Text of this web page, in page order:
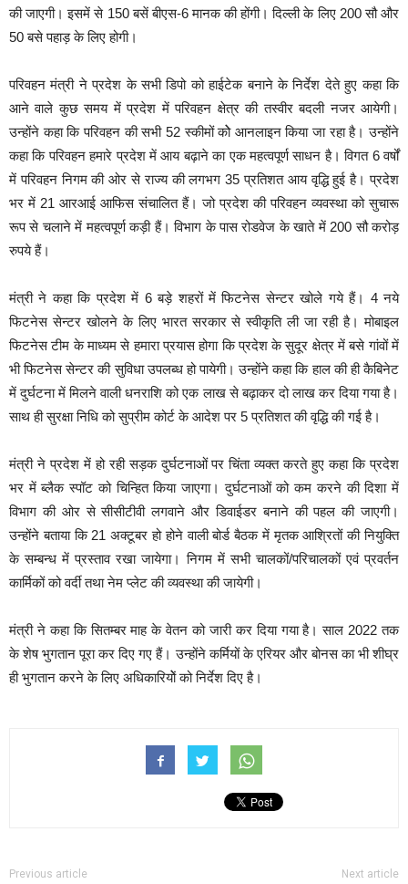
की जाएगी। इसमें से 150 बसें बीएस-6 मानक की होंगी। दिल्ली के लिए 200 सौ और
50 बसे पहाड़ के लिए होगी।
परिवहन मंत्री ने प्रदेश के सभी डिपो को हाईटेक बनाने के निर्देश देते हुए कहा कि
आने वाले कुछ समय में प्रदेश में परिवहन क्षेत्र की तस्वीर बदली नजर आयेगी।
उन्होंने कहा कि परिवहन की सभी 52 स्कीमों कोे आनलाइन किया जा रहा है। उन्होंने
कहा कि परिवहन हमारे प्रदेश में आय बढ़ाने का एक महत्वपूर्ण साधन है। विगत 6 वर्षों
में परिवहन निगम की ओर से राज्य की लगभग 35 प्रतिशत आय वृद्धि हुई है। प्रदेश
भर में 21 आरआई आफिस संचालित हैं। जो प्रदेश की परिवहन व्यवस्था को सुचारू
रूप से चलाने में महत्वपूर्ण कड़ी हैं। विभाग के पास रोडवेज के खाते में 200 सौ करोड़
रुपये हैं।
मंत्री ने कहा कि प्रदेश में 6 बड़े शहरों में फिटनेस सेन्टर खोले गये हैं। 4 नये
फिटनेस सेन्टर खोलने के लिए भारत सरकार से स्वीकृति ली जा रही है। मोबाइल
फिटनेस टीम के माध्यम से हमारा प्रयास होगा कि प्रदेश के सुदूर क्षेत्र में बसे गांवों में
भी फिटनेस सेन्टर की सुविधा उपलब्ध हो पायेगी। उन्होंने कहा कि हाल की ही कैबिनेट
में दुर्घटना में मिलने वाली धनराशि को एक लाख से बढ़ाकर दो लाख कर दिया गया है।
साथ ही सुरक्षा निधि को सुप्रीम कोर्ट के आदेश पर 5 प्रतिशत की वृद्धि की गई है।
मंत्री ने प्रदेश में हो रही सड़क दुर्घटनाओं पर चिंता व्यक्त करते हुए कहा कि प्रदेश
भर में ब्लैक स्पॉट को चिन्हित किया जाएगा। दुर्घटनाओं को कम करने की दिशा में
विभाग की ओर से सीसीटीवी लगवाने और डिवाईडर बनाने की पहल की जाएगी।
उन्होंने बताया कि 21 अक्टूबर हो होने वाली बोर्ड बैठक में मृतक आश्रितों की नियुक्ति
के सम्बन्ध में प्रस्ताव रखा जायेगा। निगम में सभी चालकों/परिचालकों एवं प्रवर्तन
कार्मिकों को वर्दी तथा नेम प्लेट की व्यवस्था की जायेगी।
मंत्री ने कहा कि सितम्बर माह के वेतन को जारी कर दिया गया है। साल 2022 तक
के शेष भुगतान पूरा कर दिए गए हैं। उन्होंने कर्मियों के एरियर और बोनस का भी शीघ्र
ही भुगतान करने के लिए अधिकारियोें को निर्देश दिए है।
Previous article Next article